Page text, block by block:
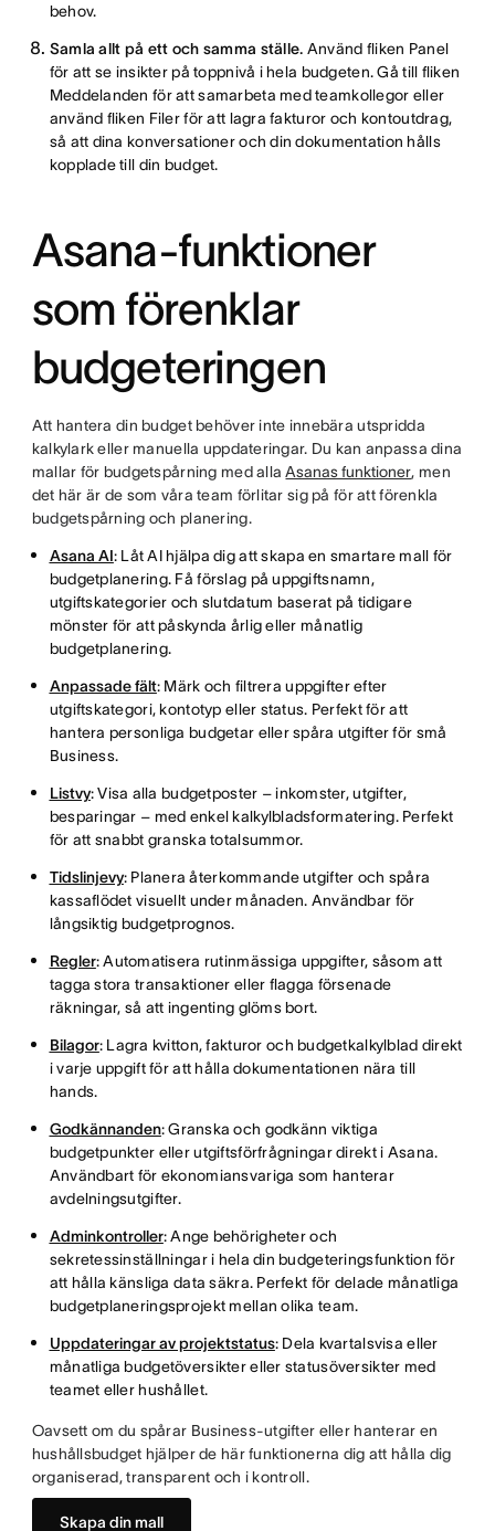
behov.
Samla allt på ett och samma ställe. Använd fliken Panel
för att se insikter på toppnivå i hela budgeten. Gå till fliken
Meddelanden för att samarbeta med teamkollegor eller
använd fliken Filer för att lagra fakturor och kontoutdrag,
så att dina konversationer och din dokumentation hålls
kopplade till din budget.
Asana-funktioner
som förenklar
budgeteringen
Att hantera din budget behöver inte innebära utspridda
kalkylark eller manuella uppdateringar. Du kan anpassa dina
mallar för budgetspårning med allaAsanas funktioner, men
det här är de som våra team förlitar sig på för att förenkla
budgetspårning och planering.
Asana AI: Låt AI hjälpa dig att skapa en smartare mall för
budgetplanering. Få förslag på uppgiftsnamn,
utgiftskategorier och slutdatum baserat på tidigare
mönster för att påskynda årlig eller månatlig
budgetplanering.
Anpassade fält: Märk och filtrera uppgifter efter
utgiftskategori, kontotyp eller status. Perfekt för att
hantera personliga budgetar eller spåra utgifter för små
Business.
Listvy: Visa alla budgetposter – inkomster, utgifter,
besparingar – med enkel kalkylbladsformatering. Perfekt
för att snabbt granska totalsummor.
Tidslinjevy: Planera återkommande utgifter och spåra
kassaflödet visuellt under månaden. Användbar för
långsiktig budgetprognos.
Regler: Automatisera rutinmässiga uppgifter, såsom att
tagga stora transaktioner eller flagga försenade
räkningar, så att ingenting glöms bort.
Bilagor: Lagra kvitton, fakturor och budgetkalkylblad direkt
i varje uppgift för att hålla dokumentationen nära till
hands.
Godkännanden: Granska och godkänn viktiga
budgetpunkter eller utgiftsförfrågningar direkt i Asana.
Användbart för ekonomiansvariga som hanterar
avdelningsutgifter.
Adminkontroller: Ange behörigheter och
sekretessinställningar i hela din budgeteringsfunktion för
att hålla känsliga data säkra. Perfekt för delade månatliga
budgetplaneringsprojekt mellan olika team.
Uppdateringar av projektstatus: Dela kvartalsvisa eller
månatliga budgetöversikter eller statusöversikter med
teamet eller hushållet.
Oavsett om du spårar Business-utgifter eller hanterar en
hushållsbudget hjälper de här funktionerna dig att hålla dig
organiserad, transparent och i kontroll.
Skapa din mall